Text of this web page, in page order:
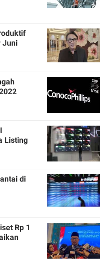
Juni
Listing
di
Rp 1